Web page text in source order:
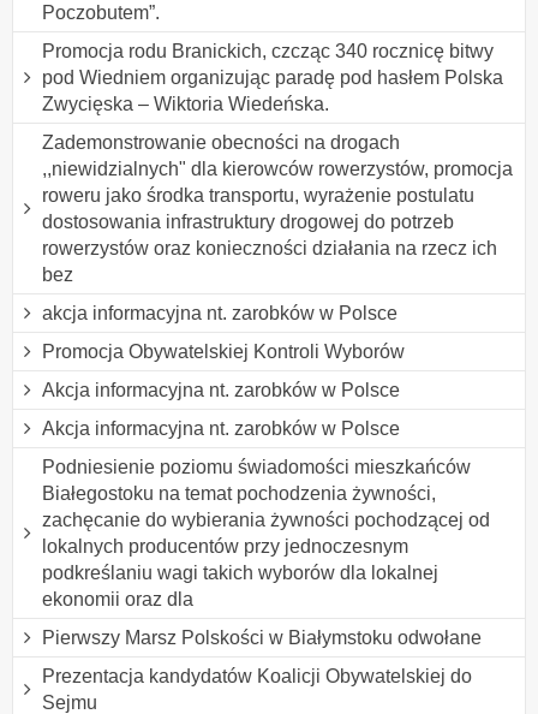
Poczobutem”.
Promocja rodu Branickich, czcząc 340 rocznicę bitwy
pod Wiedniem organizując paradę pod hasłem Polska
Zwycięska – Wiktoria Wiedeńska.
Zademonstrowanie obecności na drogach
,,niewidzialnych" dla kierowców rowerzystów, promocja
roweru jako środka transportu, wyrażenie postulatu
dostosowania infrastruktury drogowej do potrzeb
rowerzystów oraz konieczności działania na rzecz ich
bez
akcja informacyjna nt. zarobków w Polsce
Promocja Obywatelskiej Kontroli Wyborów
Akcja informacyjna nt. zarobków w Polsce
Akcja informacyjna nt. zarobków w Polsce
Podniesienie poziomu świadomości mieszkańców
Białegostoku na temat pochodzenia żywności,
zachęcanie do wybierania żywności pochodzącej od
lokalnych producentów przy jednoczesnym
podkreślaniu wagi takich wyborów dla lokalnej
ekonomii oraz dla
Pierwszy Marsz Polskości w Białymstoku odwołane
Prezentacja kandydatów Koalicji Obywatelskiej do
Sejmu